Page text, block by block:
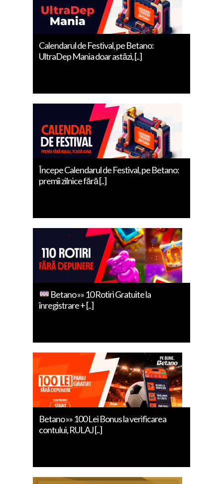
Calendarul de Festival, pe Betano:
UltraDep Mania doar astăzi, [..]
Începe Calendarul de Festival, pe Betano:
premii zilnice fără [..]
Betano »» 10 Rotiri Gratuite la
înregistrare + [..]
Betano »» 100 Lei Bonus la verificarea
contului, RULAJ [..]